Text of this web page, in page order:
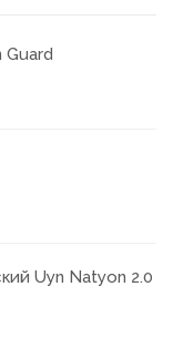
Guard
Uyn Natyon 2.0